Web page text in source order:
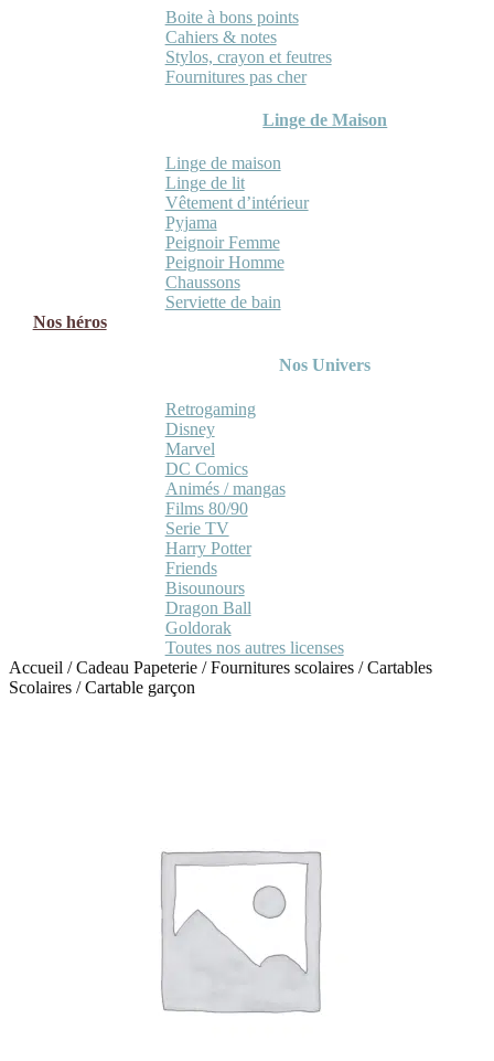
Boite à bons points
Cahiers & notes
Stylos, crayon et feutres
Fournitures pas cher
Linge de Maison
Linge de maison
Linge de lit
Vêtement d’intérieur
Pyjama
Peignoir Femme
Peignoir Homme
Chaussons
Serviette de bain
Nos héros
Nos Univers
Retrogaming
Disney
Marvel
DC Comics
Animés / mangas
Films 80/90
Serie TV
Harry Potter
Friends
Bisounours
Dragon Ball
Goldorak
Toutes nos autres licenses
Accueil /Cadeau Papeterie /Fournitures scolaires /Cartables
Scolaires /Cartable garçon